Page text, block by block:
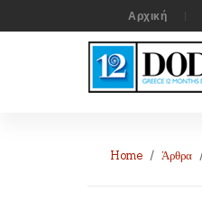
Αρχική
Home Άρθρα